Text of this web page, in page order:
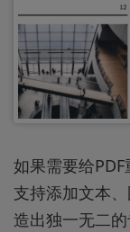
如果需要给
支持添加文本
造出独一无二的